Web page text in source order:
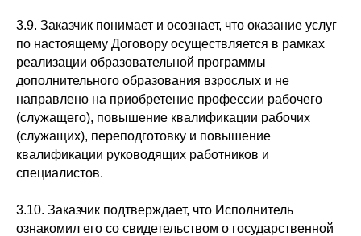
3.9. Заказчик понимает и осознает, что оказание услуг
по настоящему Договору осуществляется в рамках
реализации образовательной программы
дополнительного образования взрослых и не
направлено на приобретение профессии рабочего
(служащего), повышение квалификации рабочих
(служащих), переподготовку и повышение
квалификации руководящих работников и
специалистов.
3.10. Заказчик подтверждает, что Исполнитель
ознакомил его со свидетельством о государственной